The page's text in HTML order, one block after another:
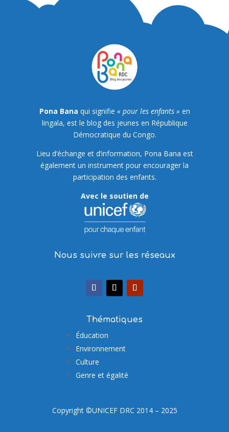
Pona Bana qui signifie « pour les enfants » en
lingala, est le blog des jeunes en République
Démocratique du Congo.
Lieu d’échange et d’information, Pona Bana est
également un instrument pour encourager la
participation des enfants.
Avec le soutien de
Nous suivre sur les réseaux
Thématiques
Éducation
Environnement
Culture
Genre et égalité
Copyright ©UNICEF DRC 2014 – 2025